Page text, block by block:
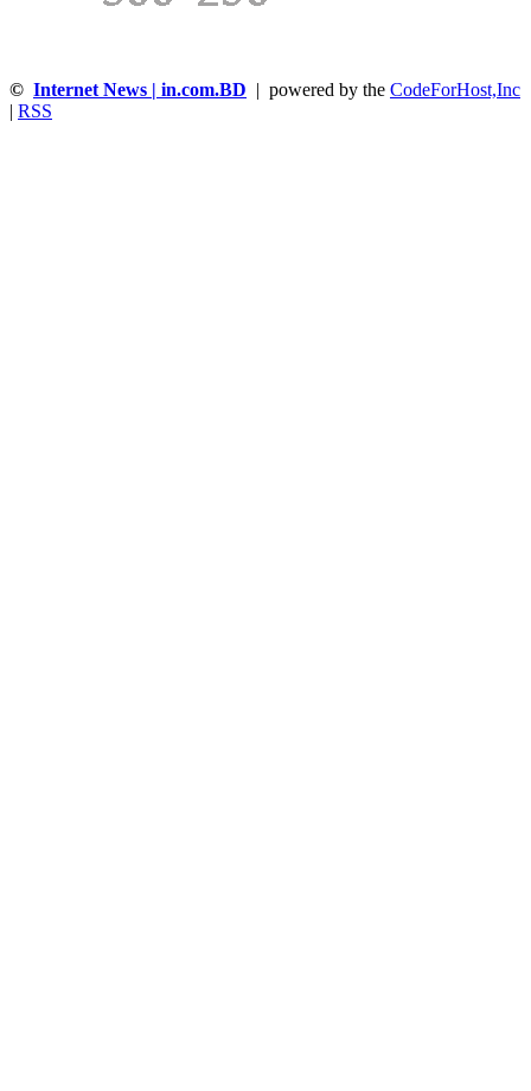
© Internet News | in.com.BD | powered by the CodeForHost,Inc
| RSS